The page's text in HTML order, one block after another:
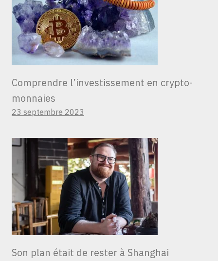
Comprendre l’investissement en crypto-
monnaies
23 septembre 2023
Son plan était de rester à Shanghai